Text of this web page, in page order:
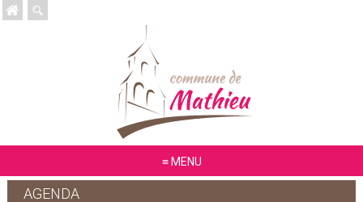
MENU
AGENDA